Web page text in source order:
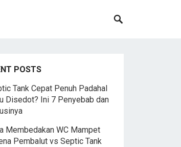
POSTS
Tank Cepat Penuh Padahal
Disedot? Ini 7 Penyebab dan
Membedakan WC Mampet
Pembalut vs Septic Tank